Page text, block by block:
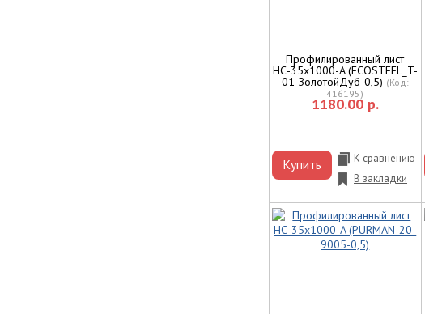
Профилированный лист
НС-35x1000-A (ECOSTEEL_T-
01-ЗолотойДуб-0,5) (Код:
416195)
1180.00 р.
Купить
К сравнению
В закладки